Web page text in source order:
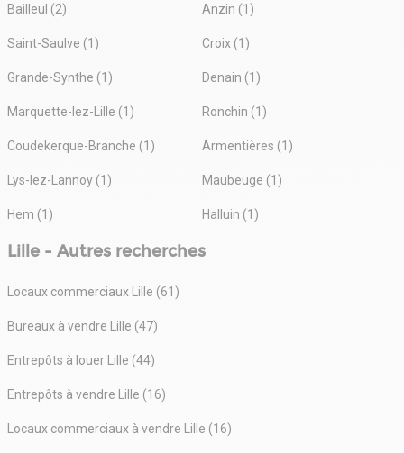
Bailleul (2) Anzin (1)
Saint-Saulve (1) Croix (1)
Grande-Synthe (1) Denain (1)
Marquette-lez-Lille (1) Ronchin (1)
Coudekerque-Branche (1) Armentières (1)
Lys-lez-Lannoy (1) Maubeuge (1)
Hem (1) Halluin (1)
Lille - Autres recherches
Locaux commerciaux Lille (61)
Bureaux à vendre Lille (47)
Entrepôts à louer Lille (44)
Entrepôts à vendre Lille (16)
Locaux commerciaux à vendre Lille (16)